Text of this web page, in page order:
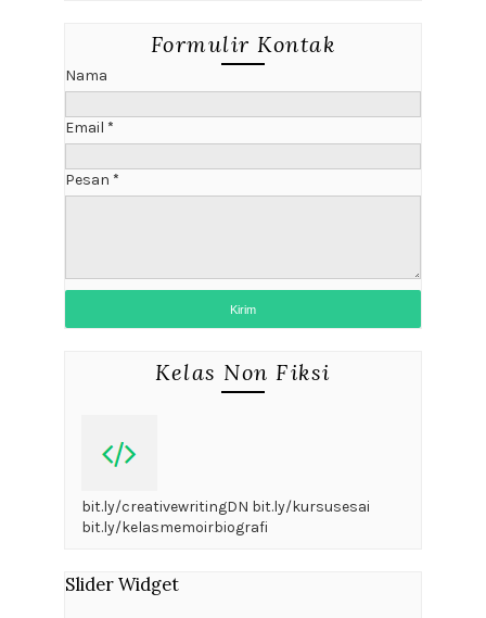
Formulir Kontak
Nama
Email *
Pesan *
Kelas Non Fiksi
bit.ly/creativewritingDN bit.ly/kursusesai
bit.ly/kelasmemoirbiografi
Slider Widget